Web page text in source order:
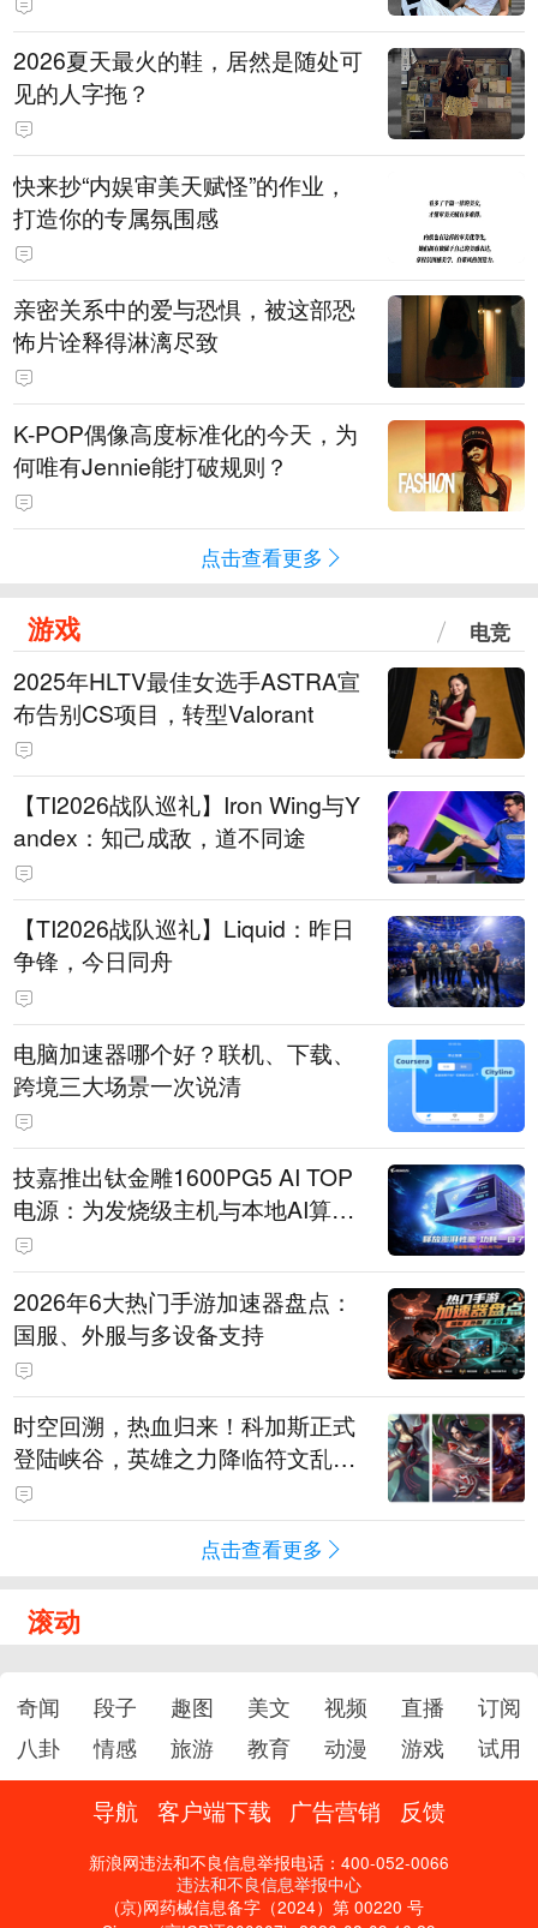
2026夏天最火的鞋，居然是随处可
见的人字拖？
快来抄“内娱审美天赋怪”的作业，
打造你的专属氛围感
亲密关系中的爱与恐惧，被这部恐
怖片诠释得淋漓尽致
K-POP偶像高度标准化的今天，为
何唯有Jennie能打破规则？
点击查看更多
游戏 电竞
2025年HLTV最佳女选手ASTRA宣
布告别CS项目，转型Valorant
【TI2026战队巡礼】Iron Wing与Y
andex：知己成敌，道不同途
【TI2026战队巡礼】Liquid：昨日
争锋，今日同舟
电脑加速器哪个好？联机、下载、
跨境三大场景一次说清
技嘉推出钛金雕1600PG5 AI TOP
电源：为发烧级主机与本地AI算力
打造旗舰供电方案
2026年6大热门手游加速器盘点：
国服、外服与多设备支持
时空回溯，热血归来！科加斯正式
登陆峡谷，英雄之力降临符文乱
斗！
点击查看更多
滚动
奇闻 段子 趣图 美文 视频 直播
订阅
八卦
情感 旅游 教育 动漫 游戏 试用
导航 客户端下载 广告营销 反馈
新浪网违法和不良信息举报电话：400-052-0066
违法和不良信息举报中心
(京)网药械信息备字（2024）第 00220 号